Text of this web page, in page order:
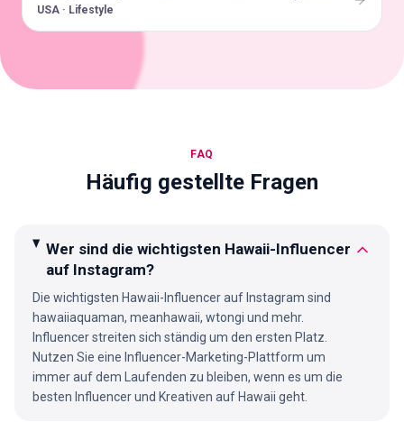
USA · Lifestyle
FAQ
Häufig gestellte Fragen
Wer sind die wichtigsten Hawaii-Influencer
auf Instagram?
Die wichtigsten Hawaii-Influencer auf Instagram sind
hawaiiaquaman, meanhawaii, wtongi und mehr.
Influencer streiten sich ständig um den ersten Platz.
Nutzen Sie eine Influencer-Marketing-Plattform um
immer auf dem Laufenden zu bleiben, wenn es um die
besten Influencer und Kreativen auf Hawaii geht.